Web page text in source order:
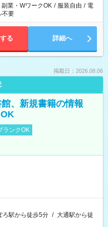
副業・WワークOK / 服装自由 / 電
不要
る 詳細へ
掲載日：2026.08.06
、新規書籍の情報
ランクOK
ろ駅から徒歩5分 / 大通駅から徒